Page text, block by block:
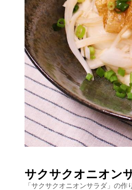
サクサクオニオン
「サクサクオニオンサラダ 」の作